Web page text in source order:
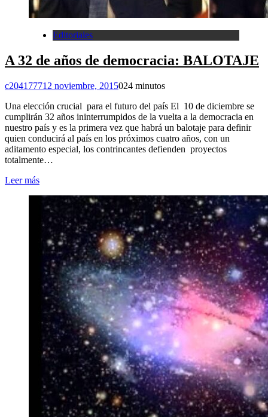
Editoriales
A 32 de años de democracia: BALOTAJE
c204177712 noviembre, 2015024 minutos
Una elección crucial para el futuro del país El 10 de diciembre se
cumplirán 32 años ininterrumpidos de la vuelta a la democracia en
nuestro país y es la primera vez que habrá un balotaje para definir
quien conducirá al país en los próximos cuatro años, con un
aditamento especial, los contrincantes defienden proyectos
totalmente…
Leer más